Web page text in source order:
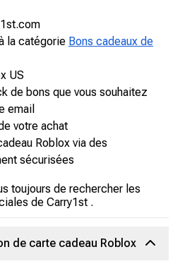
la catégorie Bons cadeaux de
US
de bons que vous souhaitez
email
votre achat
Roblox via des
sécurisées
toujours de rechercher les
de Carry1st .
de carte cadeau Roblox